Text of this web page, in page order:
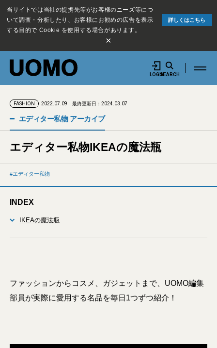
当サイトでは当社の提携先等がお客様のニーズ等につ
いて調査・分析したり、お客様にお勧めの広告を表示
する目的で Cookie を使用する場合があります。
詳しくはこちら
×
LOGINSEARCH
FASHION 2022.07.09 最終更新日：2024.03.07
エディター私物 アーカイブ
エディター私物IKEAの魔法瓶
エディター私物
INDEX
IKEAの魔法瓶
ファッションからコスメ、ガジェットまで、UOMO編集
部員が実際に愛用する名品を毎日1つずつ紹介！